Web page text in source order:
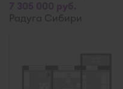
Радуга Сибири